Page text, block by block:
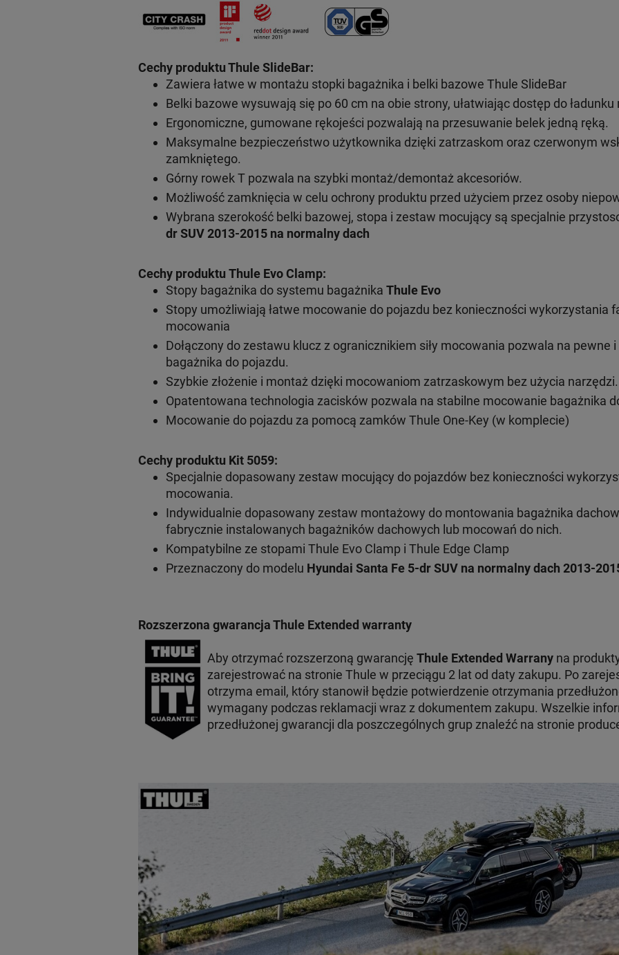
Cechy produktu Thule SlideBar:
Zawiera łatwe w montażu stopki bagażnika i belki bazowe Thule SlideBar
Belki bazowe wysuwają się po 60 cm na obie strony, ułatwiając dostęp do
Ergonomiczne, gumowane rękojeści pozwalają na przesuwanie belek jedną ręką.
Maksymalne bezpieczeństwo użytkownika dzięki zatrzaskom oraz czerwonym
zamkniętego.
Górny rowek T pozwala na szybki montaż/demontaż akcesoriów.
Możliwość zamknięcia w celu ochrony produktu przed użyciem przez osoby
Wybrana szerokość belki bazowej, stopa i zestaw mocujący są specjalnie
dr SUV 2013-2015 na normalny dach
Cechy produktu Thule Evo Clamp:
Stopy bagażnika do systemu bagażnika Thule Evo
Stopy umożliwiają łatwe mocowanie do pojazdu bez konieczności wykorzystania
mocowania
Dołączony do zestawu klucz z ogranicznikiem siły mocowania pozwala na pewne
bagażnika do pojazdu.
Szybkie złożenie i montaż dzięki mocowaniom zatrzaskowym bez użycia narzędzi.
Opatentowana technologia zacisków pozwala na stabilne mocowanie bagażnika
Mocowanie do pojazdu za pomocą zamków Thule One-Key (w komplecie)
Cechy produktu Kit 5059:
Specjalnie dopasowany zestaw mocujący do pojazdów bez konieczności
mocowania.
Indywidualnie dopasowany zestaw montażowy do montowania bagażnika
fabrycznie instalowanych bagażników dachowych lub mocowań do nich.
Kompatybilne ze stopami Thule Evo Clamp i Thule Edge Clamp
Przeznaczony do modelu Hyundai Santa Fe 5-dr SUV na normalny dach 2013-
Rozszerzona gwarancja Thule Extended warranty
Aby otrzymać rozszerzoną gwarancję Thule Extended Warranyna
zarejestrować na stronie Thule w przeciągu 2 lat od daty zakupu. Po
otrzyma email, który stanowił będzie potwierdzenie otrzymania
wymagany podczas reklamacji wraz z dokumentem zakupu. Wszelkie
przedłużonej gwarancji dla poszczególnych grup znaleźć na stronie